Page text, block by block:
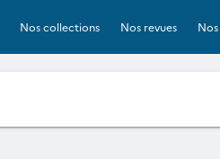
Nos collections Nos revues